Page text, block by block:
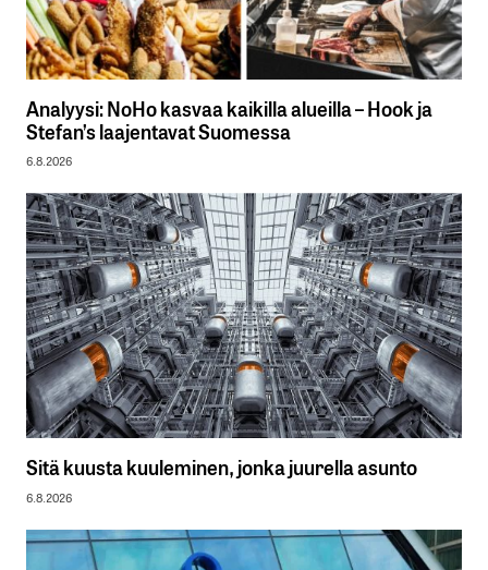
Analyysi: NoHo kasvaa kaikilla alueilla – Hook ja
Stefan’s laajentavat Suomessa
6.8.2026
Sitä kuusta kuuleminen, jonka juurella asunto
6.8.2026